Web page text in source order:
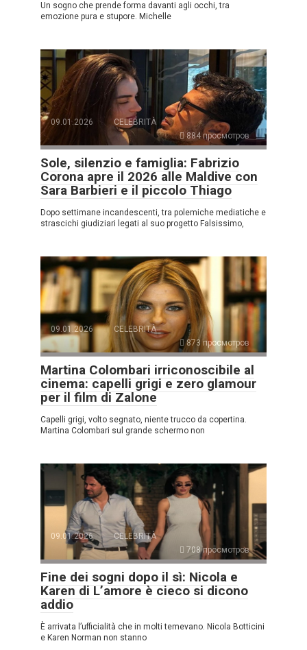
Un sogno che prende forma davanti agli occhi, tra
emozione pura e stupore. Michelle
09.01.2026
CELEBRITÀ
884 просмотров
Sole, silenzio e famiglia: Fabrizio
Corona apre il 2026 alle Maldive con
Sara Barbieri e il piccolo Thiago
Dopo settimane incandescenti, tra polemiche mediatiche e
strascichi giudiziari legati al suo progetto Falsissimo,
09.01.2026
CELEBRITÀ
873 просмотров
Martina Colombari irriconoscibile al
cinema: capelli grigi e zero glamour
per il film di Zalone
Capelli grigi, volto segnato, niente trucco da copertina.
Martina Colombari sul grande schermo non
09.01.2026
CELEBRITÀ
708 просмотров
Fine dei sogni dopo il sì: Nicola e
Karen di L’amore è cieco si dicono
addio
È arrivata l’ufficialità che in molti temevano. Nicola Botticini
e Karen Norman non stanno